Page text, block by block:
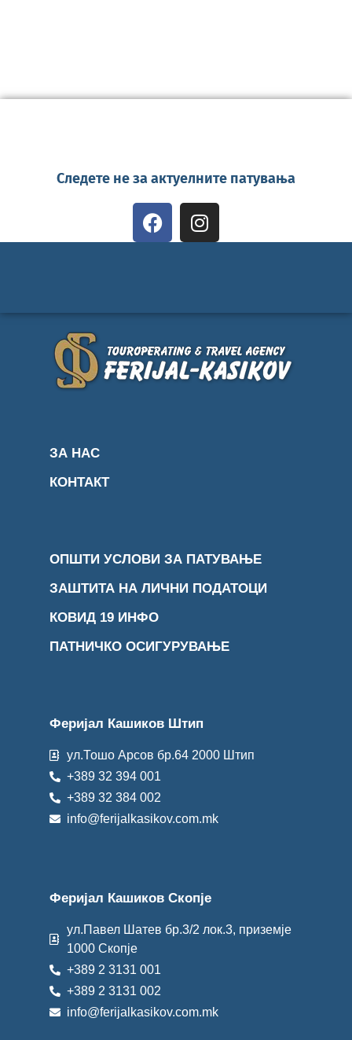
Следете не за актуелните патувања
ЗА НАС
КОНТАКТ
ОПШТИ УСЛОВИ ЗА ПАТУВАЊЕ
ЗАШТИТА НА ЛИЧНИ ПОДАТОЦИ
КОВИД 19 ИНФО
ПАТНИЧКО ОСИГУРУВАЊЕ
Феријал Кашиков Штип
ул.Тошо Арсов бр.64 2000 Штип
+389 32 394 001
+389 32 384 002
info@ferijalkasikov.com.mk
Феријал Кашиков Скопје
ул.Павел Шатев бр.3/2 лок.3, приземје
1000 Скопје
+389 2 3131 001
+389 2 3131 002
info@ferijalkasikov.com.mk